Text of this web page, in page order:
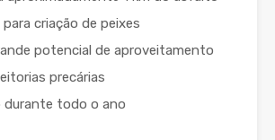
criação de peixes
potencial de aproveitamento
precárias
durante todo o ano